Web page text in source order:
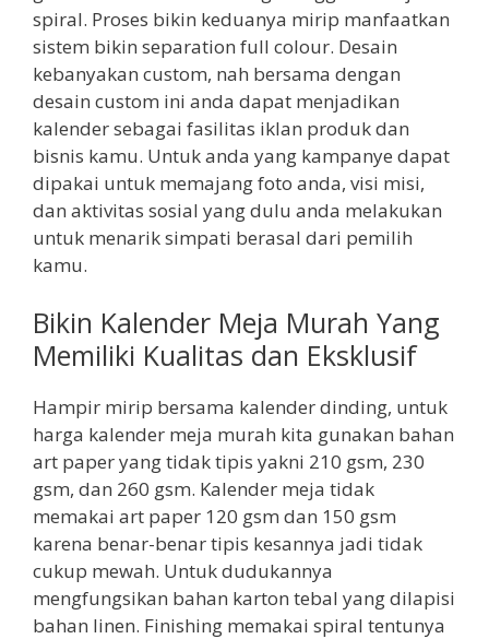
spiral. Proses bikin keduanya mirip manfaatkan
sistem bikin separation full colour. Desain
kebanyakan custom, nah bersama dengan
desain custom ini anda dapat menjadikan
kalender sebagai fasilitas iklan produk dan
bisnis kamu. Untuk anda yang kampanye dapat
dipakai untuk memajang foto anda, visi misi,
dan aktivitas sosial yang dulu anda melakukan
untuk menarik simpati berasal dari pemilih
kamu.
Bikin Kalender Meja Murah Yang
Memiliki Kualitas dan Eksklusif
Hampir mirip bersama kalender dinding, untuk
harga kalender meja murah kita gunakan bahan
art paper yang tidak tipis yakni 210 gsm, 230
gsm, dan 260 gsm. Kalender meja tidak
memakai art paper 120 gsm dan 150 gsm
karena benar-benar tipis kesannya jadi tidak
cukup mewah. Untuk dudukannya
mengfungsikan bahan karton tebal yang dilapisi
bahan linen. Finishing memakai spiral tentunya